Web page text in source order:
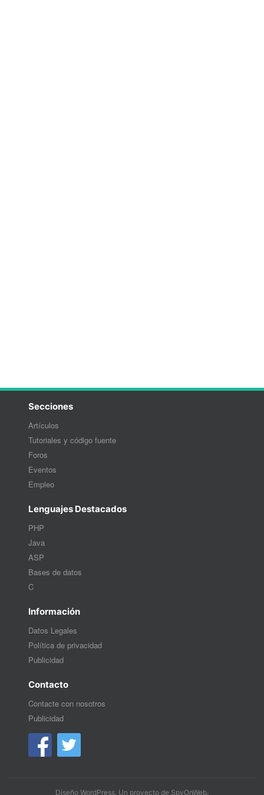
Secciones
Artículos
Tutoriales y código fuente
Foros
Eventos
Empleo
Lenguajes Destacados
PHP
Java
ASP
Bases de datos
C
Información
Datos Legales
Política de privacidad
Publicidad
Contacto
Contacte con nosotros
Publicidad
Diseño WordPress. Un proyecto de SpyOnWeb.